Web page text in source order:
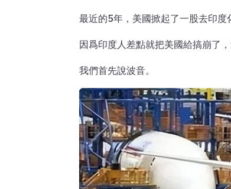
最近的5年，美國掀起了一股去印度
因爲印度人差點就把美國給搞崩了
我們首先說波音。